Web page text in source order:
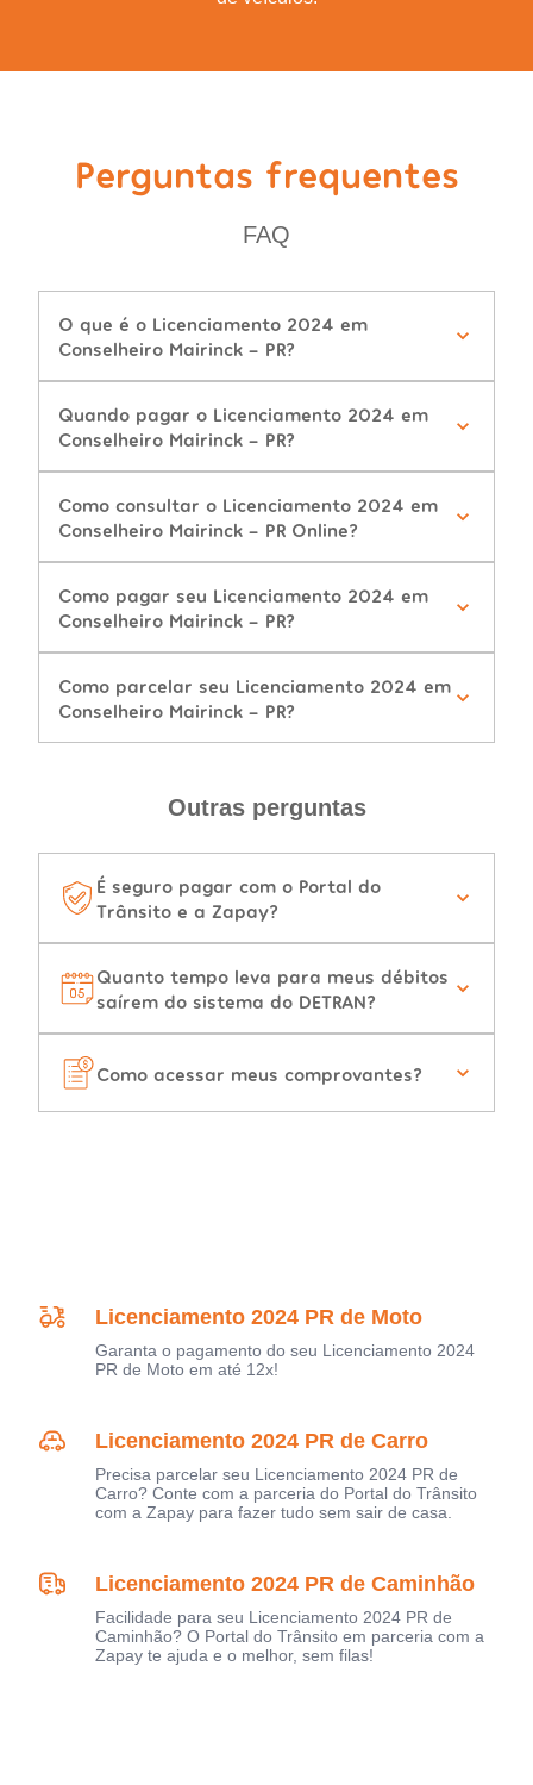
Perguntas frequentes
FAQ
O que é o Licenciamento 2024 em
Conselheiro Mairinck - PR?
Quando pagar o Licenciamento 2024 em
Conselheiro Mairinck - PR?
Como consultar o Licenciamento 2024 em
Conselheiro Mairinck - PR Online?
Como pagar seu Licenciamento 2024 em
Conselheiro Mairinck - PR?
Como parcelar seu Licenciamento 2024 em
Conselheiro Mairinck - PR?
Outras perguntas
É seguro pagar com o Portal do
Trânsito e a Zapay?
Quanto tempo leva para meus débitos
saírem do sistema do DETRAN?
Como acessar meus comprovantes?
Licenciamento 2024 PR de Moto
Garanta o pagamento do seu Licenciamento 2024
PR de Moto em até 12x!
Licenciamento 2024 PR de Carro
Precisa parcelar seu Licenciamento 2024 PR de
Carro? Conte com a parceria do Portal do Trânsito
com a Zapay para fazer tudo sem sair de casa.
Licenciamento 2024 PR de Caminhão
Facilidade para seu Licenciamento 2024 PR de
Caminhão? O Portal do Trânsito em parceria com a
Zapay te ajuda e o melhor, sem filas!